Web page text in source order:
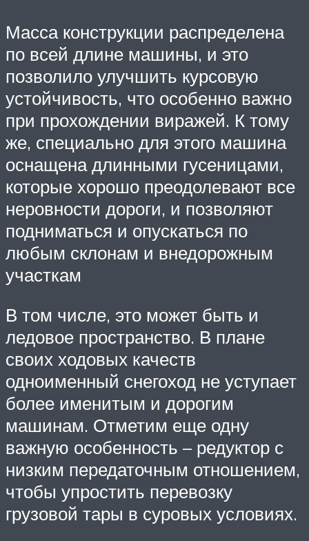
Масса конструкции распределена
по всей длине машины, и это
позволило улучшить курсовую
устойчивость, что особенно важно
при прохождении виражей. К тому
же, специально для этого машина
оснащена длинными гусеницами,
которые хорошо преодолевают все
неровности дороги, и позволяют
подниматься и опускаться по
любым склонам и внедорожным
участкам
В том числе, это может быть и
ледовое пространство. В плане
своих ходовых качеств
одноименный снегоход не уступает
более именитым и дорогим
машинам. Отметим еще одну
важную особенность – редуктор с
низким передаточным отношением,
чтобы упростить перевозку
грузовой тары в суровых условиях.